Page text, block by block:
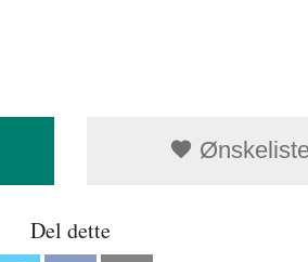
Del dette